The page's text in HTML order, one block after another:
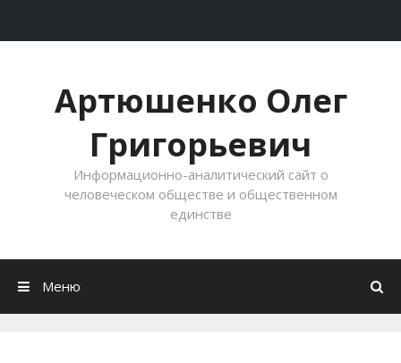
Артюшенко Олег
Григорьевич
Информационно-аналитический сайт о
человеческом обществе и общественном
единстве
Меню